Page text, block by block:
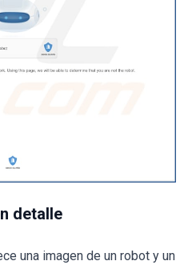
detalle
una imagen de un robot y un